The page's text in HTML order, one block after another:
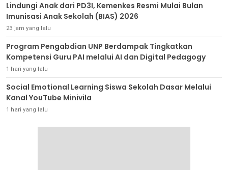
Lindungi Anak dari PD3I, Kemenkes Resmi Mulai Bulan
Imunisasi Anak Sekolah (BIAS) 2026
23 jam yang lalu
Program Pengabdian UNP Berdampak Tingkatkan
Kompetensi Guru PAI melalui AI dan Digital Pedagogy
1 hari yang lalu
Social Emotional Learning Siswa Sekolah Dasar Melalui
Kanal YouTube Minivila
1 hari yang lalu